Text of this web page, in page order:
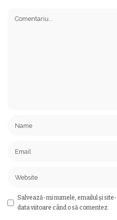
Salvează-mi numele, emailul și
data viitoare când o să comentez.